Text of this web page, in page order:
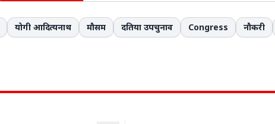
फर्जी पहचान से कई शादियां करने वाले दामाद-समधी
केरल में भारी बारिश होने की संभावना, आईएमडी ने
प्रधानमंत्री ग्रामीण सड़क योजना की बड़ी लापरवाही:
असम में बाढ़ की स्थिति गंभीर, आपदा प्रबंधन प्राधिकरण
योगी आदित्यनाथ मौसम दतिया उपचुनाव Congress नौकरी